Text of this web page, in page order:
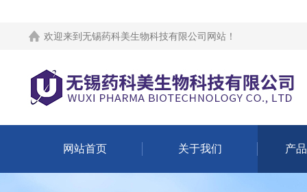
欢迎来到 无锡药科美生物科技有限公司网站 ！
网站首页 关于我们 产